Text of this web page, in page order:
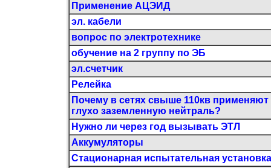
Применение АЦЭИД
эл. кабели
вопрос по электротехнике
обучение на 2 группу по ЭБ
эл.счетчик
Релейка
Почему в сетях свыше 110кв применяют
глухо заземленную нейтраль?
Нужно ли через год вызывать ЭТЛ
Аккумуляторы
Стационарная испытательная установка